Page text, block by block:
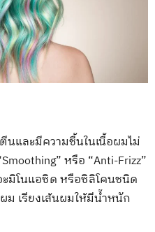
และมีความชื้นในเนื้อผมไม่
หรือ “Anti-Frizz”
มิโนแอซิด หรือซิลิโคนชนิด
ม เรียงเส้นผมให้มีน้ำหนัก